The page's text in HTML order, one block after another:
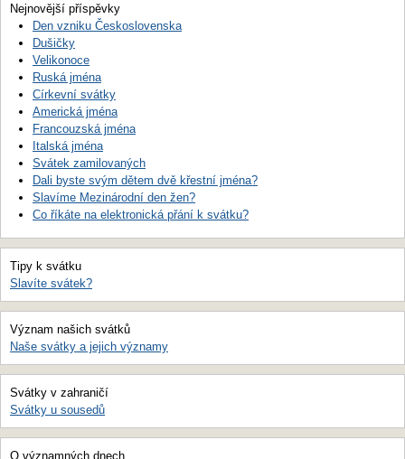
Nejnovější příspěvky
Den vzniku Československa
Dušičky
Velikonoce
Ruská jména
Církevní svátky
Americká jména
Francouzská jména
Italská jména
Svátek zamilovaných
Dali byste svým dětem dvě křestní jména?
Slavíme Mezinárodní den žen?
Co říkáte na elektronická přání k svátku?
Tipy k svátku
Slavíte svátek?
Význam našich svátků
Naše svátky a jejich významy
Svátky v zahraničí
Svátky u sousedů
O významných dnech